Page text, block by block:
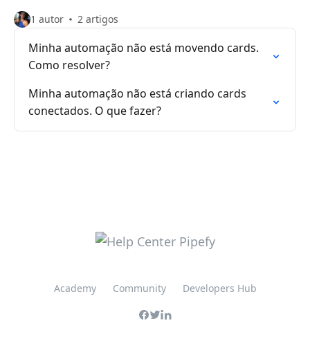
1 autor 2 artigos
Minha automação não está movendo cards.
Como resolver?
Minha automação não está criando cards
conectados. O que fazer?
Academy Community Developers Hub